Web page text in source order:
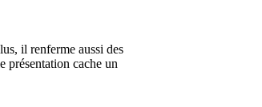
il renferme aussi des
présentation cache un